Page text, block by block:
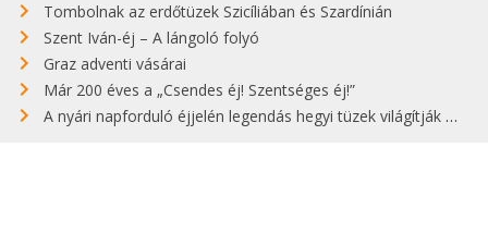
Tombolnak az erdőtüzek Szicíliában és Szardínián
Szent Iván-éj – A lángoló folyó
Graz adventi vásárai
Már 200 éves a „Csendes éj! Szentséges éj!”
A nyári napforduló éjjelén legendás hegyi tüzek világítják meg Zugspitzét